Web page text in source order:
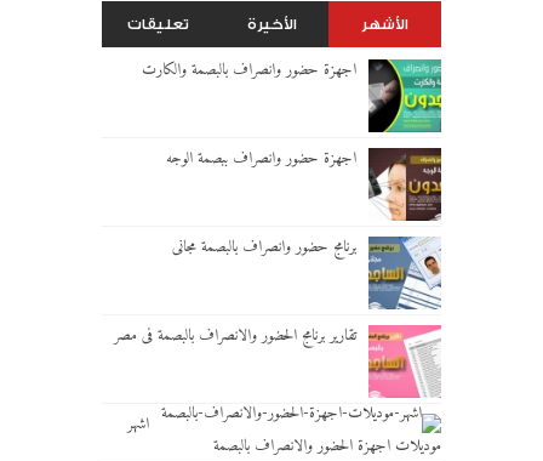
الأشهر الأخيرة تعليقات
اجهزة حضور وانصراف بالبصمة والكارت
اجهزة حضور وانصراف ببصمة الوجه
برنامج حضور وانصراف بالبصمة مجانى
تقارير برنامج الحضور والانصراف بالبصمة فى مصر
اشهر
موديلات اجهزة الحضور والانصراف بالبصمة